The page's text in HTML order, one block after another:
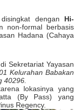
dengan Hi-
non-formal berbasis
Hadana (Cahaya
Sekretariat Yayasan
Kelurahan Babakan
40296.
lokasinya yang
(By Pass) yang
Regency.